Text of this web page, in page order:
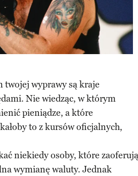
twojej wyprawy są kraje
Nie wiedząc, w którym
pieniądze, a które
to z kursów oficjalnych,
niekiedy osoby, które zaoferują
wymianę waluty. Jednak